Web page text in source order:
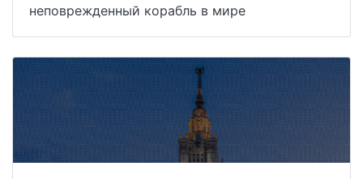
неповрежденный корабль в мире